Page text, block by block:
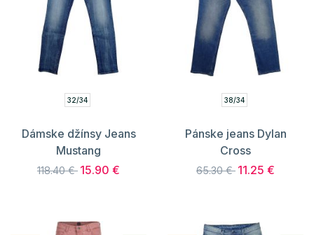
32/34
Dámske džínsy Jeans
Mustang
118.40 € 15.90 €
38/34
Pánske jeans Dylan
Cross
65.30 € 11.25 €